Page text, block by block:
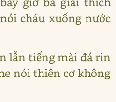
cháu xuống nước
lẫn tiếng mài đá rin
nói thiên cơ không